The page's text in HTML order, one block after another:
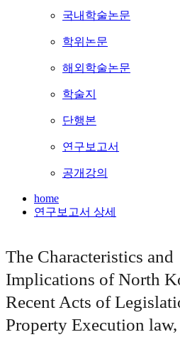
국내학술논문
학위논문
해외학술논문
학술지
단행본
연구보고서
공개강의
home
연구보고서 상세
The Characteristics and
Implications of North
Recent Acts of
Property Execution